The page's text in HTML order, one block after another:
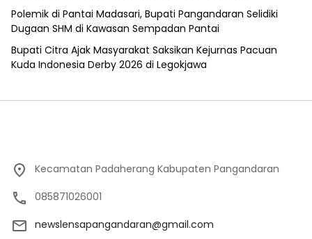
Polemik di Pantai Madasari, Bupati Pangandaran Selidiki
Dugaan SHM di Kawasan Sempadan Pantai
Bupati Citra Ajak Masyarakat Saksikan Kejurnas Pacuan
Kuda Indonesia Derby 2026 di Legokjawa
Kecamatan Padaherang Kabupaten Pangandaran
085871026001
newslensapangandaran@gmail.com